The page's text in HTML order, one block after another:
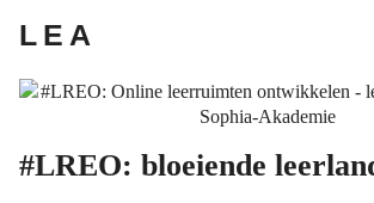
LEA
Hoofdmenu
Project
#LREO: bloeiende